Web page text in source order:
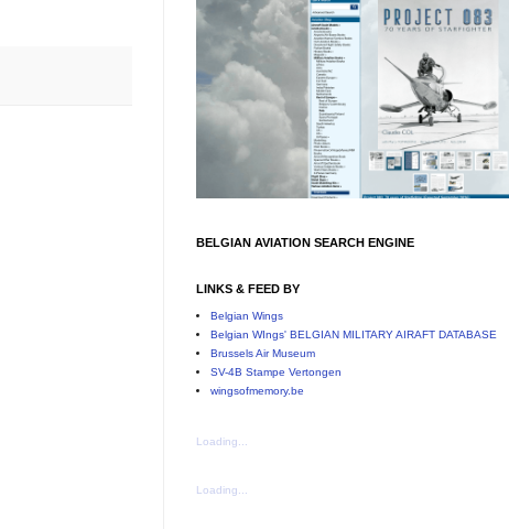
BELGIAN AVIATION SEARCH ENGINE
LINKS & FEED BY
Belgian Wings
Belgian WIngs' BELGIAN MILITARY AIRAFT DATABASE
Brussels Air Museum
SV-4B Stampe Vertongen
wingsofmemory.be
Loading...
Loading...